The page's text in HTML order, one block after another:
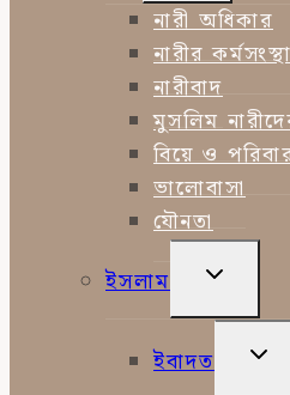
MENU
নারী অধিকার
নারীর
নারীবাদ
মুসলিম
বিয়ে ও
ভালোবাসা
যৌনতা
ইসলাম
TOGGLE
MENU
ইবাদত